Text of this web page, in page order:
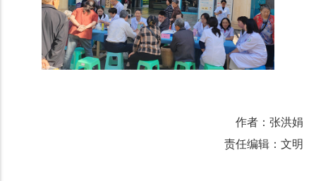
作者：张洪娟
责任编辑：文明